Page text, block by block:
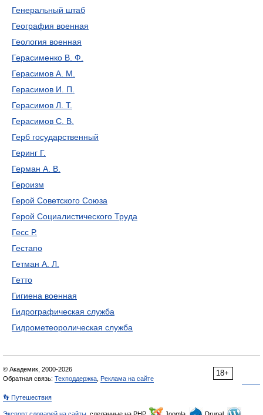
Генеральный штаб
География военная
Геология военная
Герасименко В. Ф.
Герасимов А. М.
Герасимов И. П.
Герасимов Л. Т.
Герасимов С. В.
Герб государственный
Геринг Г.
Герман А. В.
Героизм
Герой Советского Союза
Герой Социалистического Труда
Гесс Р.
Гестапо
Гетман А. Л.
Гетто
Гигиена военная
Гидрографическая служба
Гидрометеоролическая служба
18+
© Академик, 2000-2026
Обратная связь: Техподдержка Реклама на сайте
👣 Путешествия